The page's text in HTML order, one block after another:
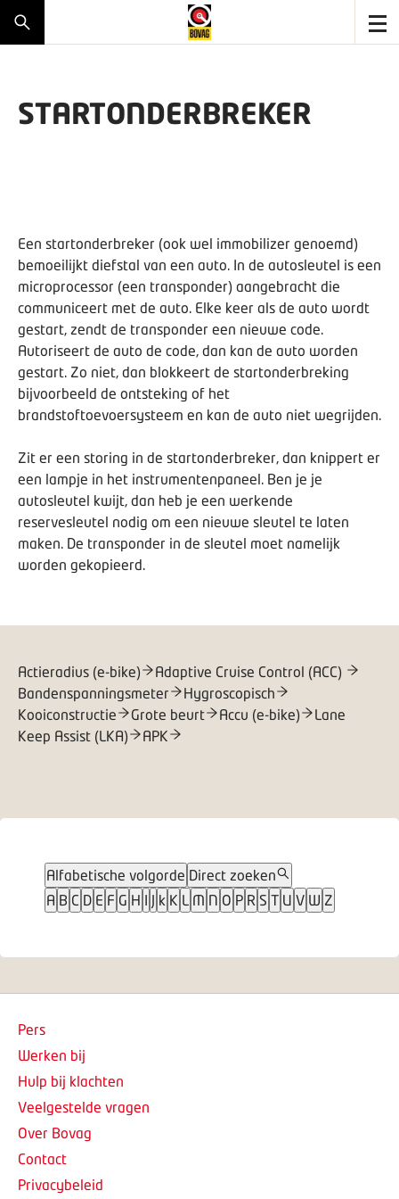
STARTONDERBREKER
Een startonderbreker (ook wel immobilizer genoemd)
bemoeilijkt diefstal van een auto. In de autosleutel is een
microprocessor (een transponder) aangebracht die
communiceert met de auto. Elke keer als de auto wordt
gestart, zendt de transponder een nieuwe code.
Autoriseert de auto de code, dan kan de auto worden
gestart. Zo niet, dan blokkeert de startonderbreking
bijvoorbeeld de ontsteking of het
brandstoftoevoersysteem en kan de auto niet wegrijden.
Zit er een storing in de startonderbreker, dan knippert er
een lampje in het instrumentenpaneel. Ben je je
autosleutel kwijt, dan heb je een werkende
reservesleutel nodig om een nieuwe sleutel te laten
maken. De transponder in de sleutel moet namelijk
worden gekopieerd.
Actieradius (e-bike)
Adaptive Cruise Control (ACC)
Bandenspanningsmeter
Hygroscopisch
Kooiconstructie
Grote beurt Accu (e-bike)
Lane
Keep Assist (LKA)
APK
Alfabetische volgorde Direct zoeken
A B C D E F G H I J k K L M N O P R S T U V W Z
Pers
Werken bij
Hulp bij klachten
Veelgestelde vragen
Over Bovag
Contact
Privacybeleid